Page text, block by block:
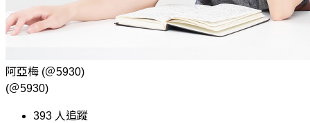
阿亞梅 (＠5930)
(＠5930)
393 人追蹤